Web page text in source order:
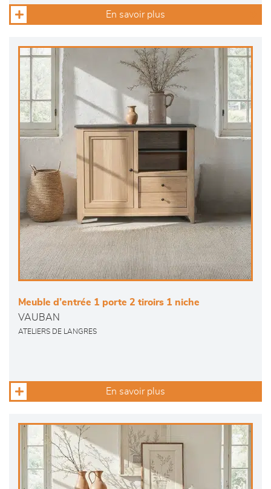
En savoir plus
Meuble d’entrée 1 porte 2 tiroirs 1 niche
VAUBAN
ATELIERS DE LANGRES
En savoir plus